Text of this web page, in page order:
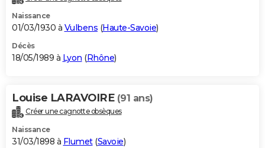
Naissance
01/03/1930 à Vulbens (Haute-Savoie)
Décès
18/05/1989 à Lyon (Rhône)
Louise LARAVOIRE (91 ans)
Créer une cagnotte obsèques
Naissance
31/03/1898 à Flumet(Savoie)